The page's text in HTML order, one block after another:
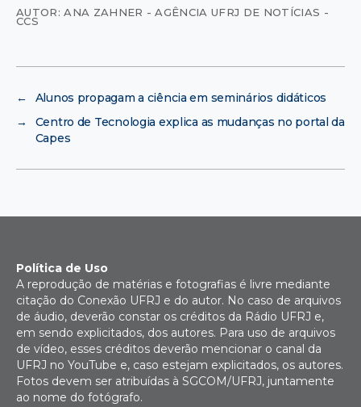
AUTOR: ANA ZAHNER - AGÊNCIA UFRJ DE NOTÍCIAS -
CCS
←
Alunos propagam a ciência em seminários didáticos
→
Centro de Tecnologia explica as mudanças no portal da
Capes
Política de Uso
A reprodução de matérias e fotografias é livre mediante
citação do Conexão UFRJ e do autor. No caso de arquivos
de áudio, deverão constar os créditos da Rádio UFRJ e,
em sendo explicitados, dos autores. Para uso de arquivos
de vídeo, esses créditos deverão mencionar o canal da
UFRJ no YouTube e, caso estejam explicitados, os autores.
Fotos devem ser atribuídas à SGCOM/UFRJ, juntamente
ao nome do fotógrafo.